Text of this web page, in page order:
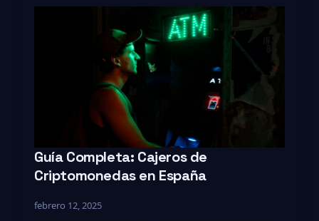
Guía Completa: Cajeros de
Criptomonedas en España
febrero 12, 2025